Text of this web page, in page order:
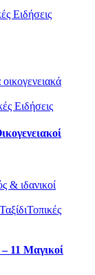
Ειδήσεις
Ειδήσεις
ΤαξίδιΤοπικές
11 Μαγικοί